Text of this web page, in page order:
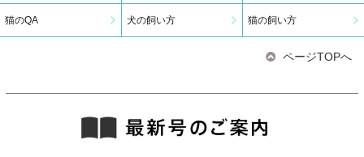
猫のQA 犬の飼い方 猫の飼い方
ページTOPへ